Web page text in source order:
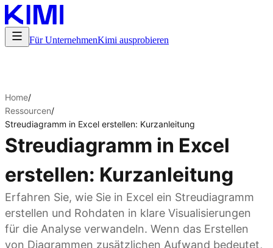
Für UnternehmenKimi ausprobieren
Home/
Ressourcen/
Streudiagramm in Excel erstellen: Kurzanleitung
Streudiagramm in Excel
erstellen: Kurzanleitung
Erfahren Sie, wie Sie in Excel ein Streudiagramm
erstellen und Rohdaten in klare Visualisierungen
für die Analyse verwandeln. Wenn das Erstellen
von Diagrammen zusätzlichen Aufwand bedeutet,